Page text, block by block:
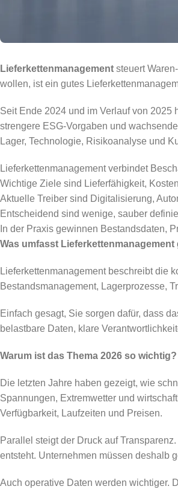
Lieferkettenmanagement steuert
wollen, ist ein gutes
Seit Ende 2024 und im Verlauf von 2025
strengere ESG-Vorgaben und
Lager, Technologie, Risikoanalyse und
Lieferkettenmanagement verbindet
Wichtige Ziele sind Lieferfähigkeit,
Aktuelle Treiber sind Digitalisierung,
Entscheidend sind wenige, sauber
In der Praxis gewinnen Bestandsdaten,
Was umfasst Lieferkettenmanagement
Lieferkettenmanagement beschreibt die
Bestandsmanagement, Lagerprozesse,
Einfach gesagt, Sie sorgen dafür, dass
belastbare Daten, klare
Warum ist das Thema 2026 so wichtig?
Die letzten Jahre haben gezeigt, wie
Spannungen, Extremwetter und
Verfügbarkeit, Laufzeiten und Preisen.
Parallel steigt der Druck auf
entsteht. Unternehmen müssen deshalb
Auch operative Daten werden wichtiger.